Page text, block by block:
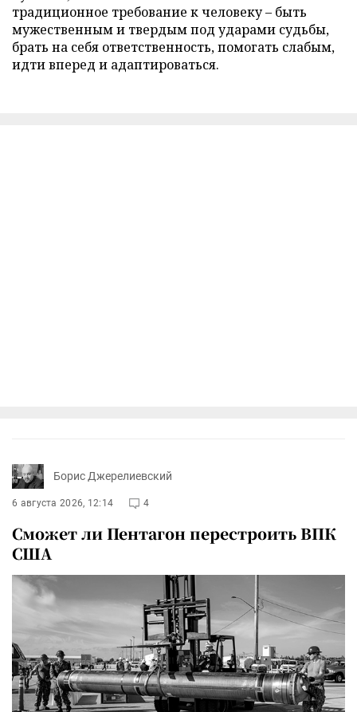
традиционное требование к человеку – быть
мужественным и твердым под ударами судьбы,
брать на себя ответственность, помогать слабым,
идти вперед и адаптироваться.
Борис Джерелиевский
6 августа 2026, 12:14 4
Сможет ли Пентагон перестроить ВПК
США